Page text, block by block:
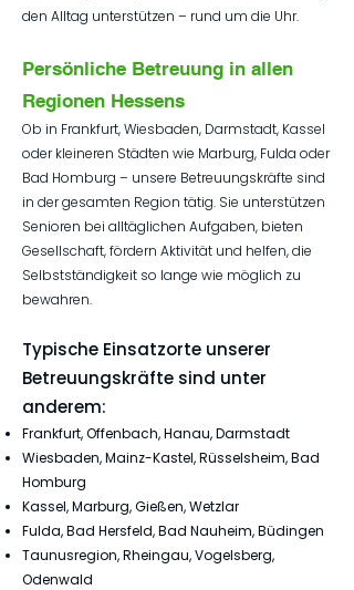
den Alltag unterstützen – rund um die Uhr.
Persönliche Betreuung in allen
Regionen Hessens
Ob in Frankfurt, Wiesbaden, Darmstadt, Kassel
oder kleineren Städten wie Marburg, Fulda oder
Bad Homburg – unsere Betreuungskräfte sind
in der gesamten Region tätig. Sie unterstützen
Senioren bei alltäglichen Aufgaben, bieten
Gesellschaft, fördern Aktivität und helfen, die
Selbstständigkeit so lange wie möglich zu
bewahren.
Typische Einsatzorte unserer
Betreuungskräfte sind unter
anderem:
Frankfurt, Offenbach, Hanau, Darmstadt
Wiesbaden, Mainz-Kastel, Rüsselsheim, Bad
Homburg
Kassel, Marburg, Gießen, Wetzlar
Fulda, Bad Hersfeld, Bad Nauheim, Büdingen
Taunusregion, Rheingau, Vogelsberg,
Odenwald